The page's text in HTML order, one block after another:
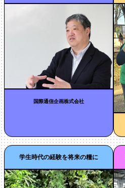
国際通信企画株式会社
学生時代の経験を将来の糧に